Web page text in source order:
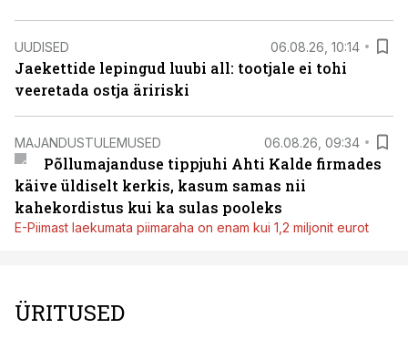
UUDISED 06.08.26, 10:14
Jaekettide lepingud luubi all: tootjale ei tohi
veeretada ostja äririski
MAJANDUSTULEMUSED 06.08.26, 09:34
Põllumajanduse tippjuhi Ahti Kalde firmades
käive üldiselt kerkis, kasum samas nii
kahekordistus kui ka sulas pooleks
E-Piimast laekumata piimaraha on enam kui 1,2 miljonit eurot
ÜRITUSED